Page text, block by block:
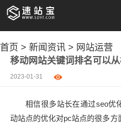
首页 > 新闻资讯 > 网站运营
移动网站关键词排名可以
2023-01-31
相信很多站长在通过seo优
动站点的优化对pc站点的很多